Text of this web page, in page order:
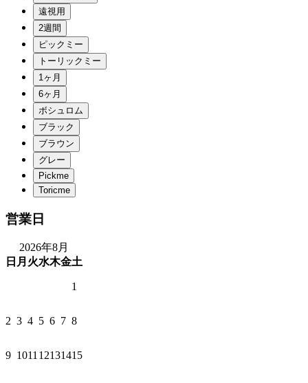
営業日
2026年8月
日 月 火水木金土
1
2 3 4 5 6 7 8
9 1011 12131415